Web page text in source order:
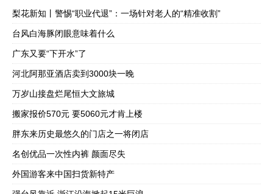
梨花新知丨警惕“职业代退”：一场针对老人的“精准收割”
台风白海豚闭眼意味着什么
广东又要“下开水”了
河北阿那亚酒店卖到3000块一晚
万岁山接盘烂尾恒大文旅城
搬家报价570元 要5060元才肯上楼
胖东来历史最悠久的门店之一将闭店
名创优品一次性内裤 颜面尽失
外国游客来中国扫货新特产